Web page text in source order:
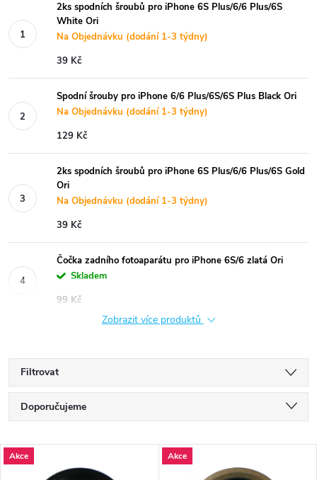
2ks spodních šroubů pro iPhone 6S Plus/6/6 Plus/6S
White Ori
Na Objednávku (dodání 1-3 týdny)
39 Kč
Spodní šrouby pro iPhone 6/6 Plus/6S/6S Plus Black Ori
Na Objednávku (dodání 1-3 týdny)
129 Kč
2ks spodních šroubů pro iPhone 6S Plus/6/6 Plus/6S Gold
Ori
Na Objednávku (dodání 1-3 týdny)
39 Kč
Čočka zadního fotoaparátu pro iPhone 6S/6 zlatá Ori
Skladem
99 Kč
Zobrazit více produktů
Filtrovat
Ř
a
Doporučujeme
Nejdražší
V
Akce Akce